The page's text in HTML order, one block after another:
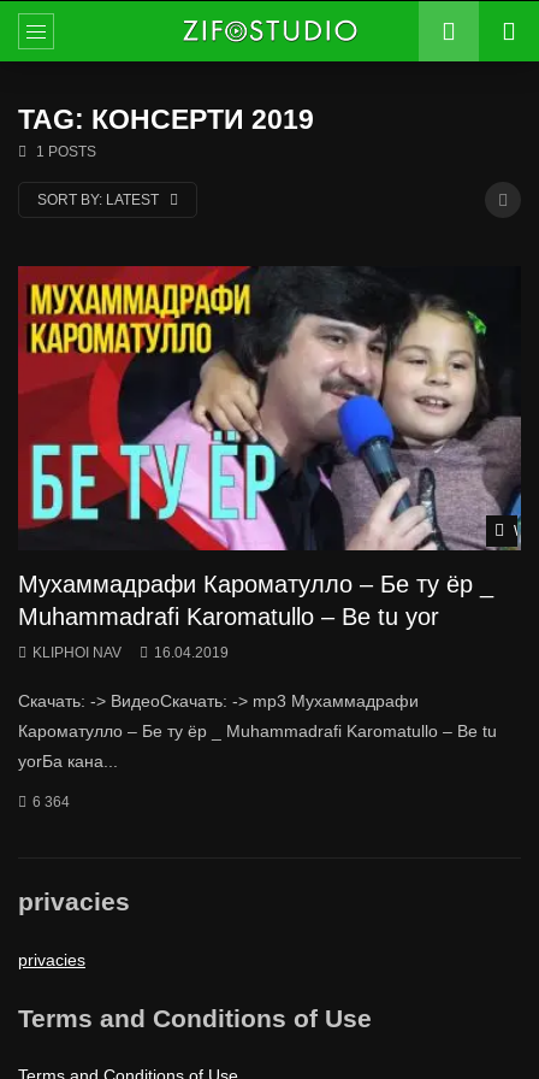
TAG: КОНСЕРТИ 2019
1 POSTS
SORT BY: LATEST
Мухаммадрафи Кароматулло – Бе ту ёр _
Muhammadrafi Karomatullo – Be tu yor
KLIPHOI NAV 16.04.2019
Скачать: -> ВидеоСкачать: -> mp3 Мухаммадрафи
Кароматулло – Бе ту ёр _ Muhammadrafi Karomatullo – Be tu
yorБа кана...
6 364
privacies
privacies
Terms and Conditions of Use